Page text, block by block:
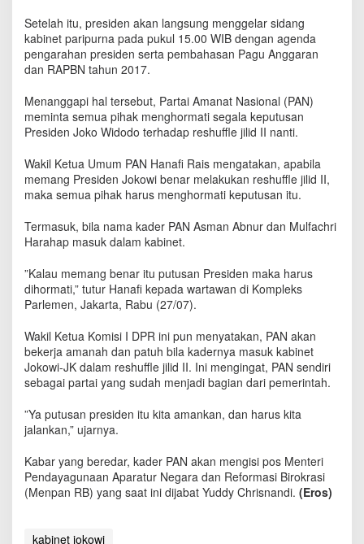
Setelah itu, presiden akan langsung menggelar sidang
kabinet paripurna pada pukul 15.00 WIB dengan agenda
pengarahan presiden serta pembahasan Pagu Anggaran
dan RAPBN tahun 2017.
Menanggapi hal tersebut, Partai Amanat Nasional (PAN)
meminta semua pihak menghormati segala keputusan
Presiden Joko Widodo terhadap reshuffle jilid II nanti.
Wakil Ketua Umum PAN Hanafi Rais mengatakan, apabila
memang Presiden Jokowi benar melakukan reshuffle jilid II,
maka semua pihak harus menghormati keputusan itu.
Termasuk, bila nama kader PAN Asman Abnur dan Mulfachri
Harahap masuk dalam kabinet.
”Kalau memang benar itu putusan Presiden maka harus
dihormati,” tutur Hanafi kepada wartawan di Kompleks
Parlemen, Jakarta, Rabu (27/07).
Wakil Ketua Komisi I DPR ini pun menyatakan, PAN akan
bekerja amanah dan patuh bila kadernya masuk kabinet
Jokowi-JK dalam reshuffle jilid II. Ini mengingat, PAN sendiri
sebagai partai yang sudah menjadi bagian dari pemerintah.
”Ya putusan presiden itu kita amankan, dan harus kita
jalankan,” ujarnya.
Kabar yang beredar, kader PAN akan mengisi pos Menteri
Pendayagunaan Aparatur Negara dan Reformasi Birokrasi
(Menpan RB) yang saat ini dijabat Yuddy Chrisnandi. (Eros)
kabinet jokowi